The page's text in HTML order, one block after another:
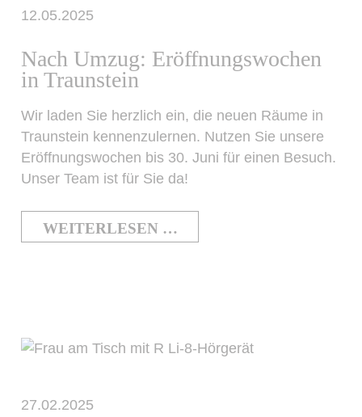
12.05.2025
Nach Umzug: Eröffnungswochen
in Traunstein
Wir laden Sie herzlich ein, die neuen Räume in
Traunstein kennenzulernen. Nutzen Sie unsere
Eröffnungswochen bis 30. Juni für einen Besuch.
Unser Team ist für Sie da!
WEITERLESEN …
27.02.2025